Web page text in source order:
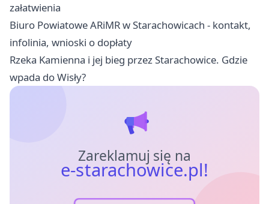
załatwienia
Biuro Powiatowe ARiMR w Starachowicach - kontakt,
infolinia, wnioski o dopłaty
Rzeka Kamienna i jej bieg przez Starachowice. Gdzie
wpada do Wisły?
Zareklamuj się na
e-starachowice.pl!